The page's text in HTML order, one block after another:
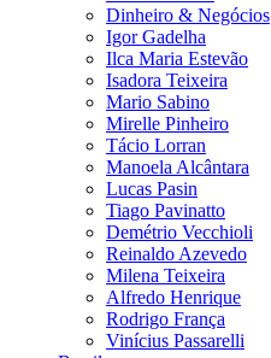
Dinheiro & Negócios
Igor Gadelha
Ilca Maria Estevão
Isadora Teixeira
Mario Sabino
Mirelle Pinheiro
Tácio Lorran
Manoela Alcântara
Lucas Pasin
Tiago Pavinatto
Demétrio Vecchioli
Reinaldo Azevedo
Milena Teixeira
Alfredo Henrique
Rodrigo França
Vinícius Passarelli